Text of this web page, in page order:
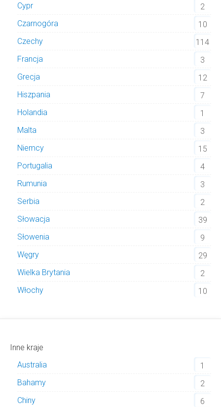
Cypr
2
Czarnogóra
10
Czechy
114
Francja
3
Grecja
12
Hiszpania
7
Holandia
1
Malta
3
Niemcy
15
Portugalia
4
Rumunia
3
Serbia
2
Słowacja
39
Słowenia
9
Węgry
29
Wielka Brytania
2
Włochy
10
Inne kraje
Australia
1
Bahamy
2
Chiny
6